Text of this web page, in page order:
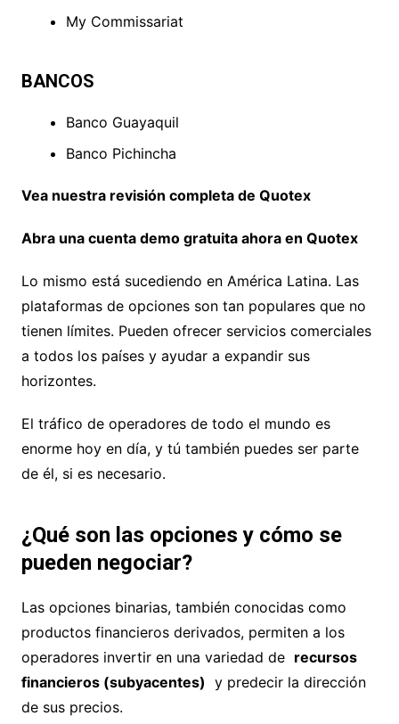
My Commissariat
BANCOS
Banco Guayaquil
Banco Pichincha
Vea nuestra revisión completa de Quotex
Abra una cuenta demo gratuita ahora en Quotex
Lo mismo está sucediendo en América Latina. Las
plataformas de opciones son tan populares que no
tienen límites. Pueden ofrecer servicios comerciales
a todos los países y ayudar a expandir sus
horizontes.
El tráfico de operadores de todo el mundo es
enorme hoy en día, y tú también puedes ser parte
de él, si es necesario.
¿Qué son las opciones y cómo se
pueden negociar?
Las opciones binarias, también conocidas como
productos financieros derivados, permiten a los
operadores invertir en una variedad de recursos
financieros (subyacentes) y predecir la dirección
de sus precios.